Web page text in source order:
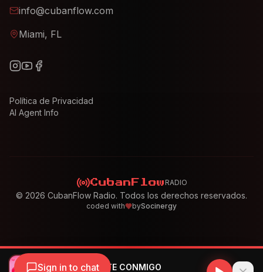
Las 2K - TENERTE CONMIGO
Sign in to chat
info@cubanflow.com
Miami, FL
Política de Privacidad
AI Agent Info
CubanFlow RADIO
© 2026 CubanFlow Radio. Todos los derechos reservados.
coded with bySocinergy